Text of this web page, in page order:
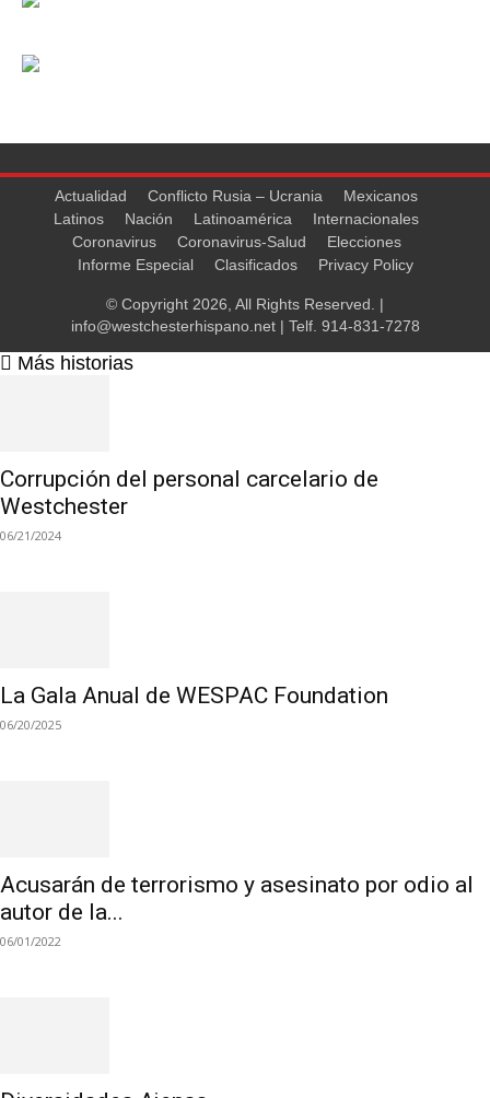
Actualidad Conflicto Rusia – Ucrania
Mexicanos
Latinos
Nación Latinoamérica
Internacionales
Coronavirus
Coronavirus-Salud
Elecciones
Informe Especial
Clasificados Privacy Policy
© Copyright 2026, All Rights Reserved. |
info@westchesterhispano.net| Telf. 914-831-7278
Más historias
Corrupción del personal carcelario de
Westchester
06/21/2024
La Gala Anual de WESPAC Foundation
06/20/2025
Acusarán de terrorismo y asesinato por odio al
autor de la...
06/01/2022